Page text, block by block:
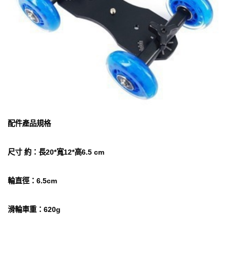
配件產品規格
尺寸 約：長20*寬12*高6.5 cm
輪直徑：6.5cm
滑輪車重：620g